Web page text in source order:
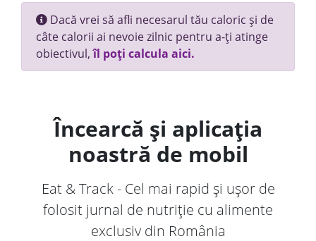
Dacă vrei să afli necesarul tău caloric și de
câte calorii ai nevoie zilnic pentru a-ți atinge
obiectivul,îl poți calcula aici.
Încearcă și aplicația
noastră de mobil
Eat & Track - Cel mai rapid și ușor de
folosit jurnal de nutriție cu alimente
exclusiv din România